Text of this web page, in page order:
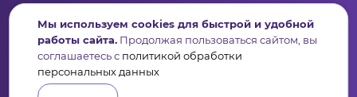
Юридическая информация
Региональный грантооператор Фонд «Центр гражданских и
социальных инициатив Югры»
Мы используем cookies для быстрой и удобной
работы сайта. Продолжая пользоваться сайтом, вы
соглашаетесь с политикой обработки
персональных данных